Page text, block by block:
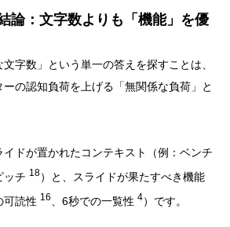
論：文字数よりも「機能」を優
字数」という単一の答えを探すことは、
の認知負荷を上げる「無関係な負荷」と
ドが置かれたコンテキスト（例：ベンチ
ッチ 18）と、スライドが果たすべき機能
可読性 16 、6秒での一覧性 4）です。